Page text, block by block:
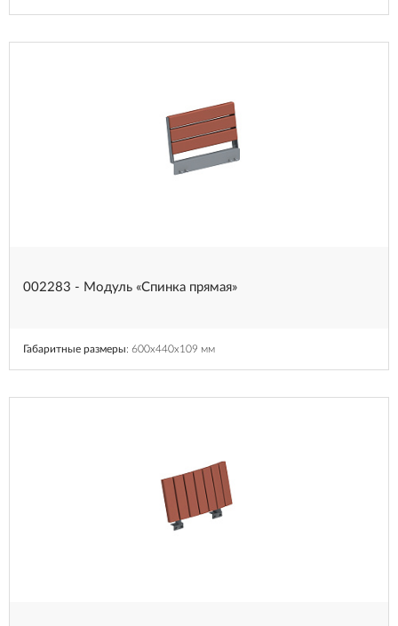
002283 - Модуль «Спинка прямая»
Габаритные размеры: 600x440x109 мм